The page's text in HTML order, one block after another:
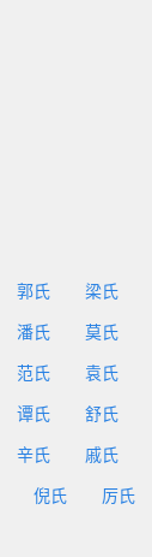
郭氏 梁氏
潘氏 莫氏
范氏 袁氏
谭氏 舒氏
辛氏 戚氏
倪氏 厉氏